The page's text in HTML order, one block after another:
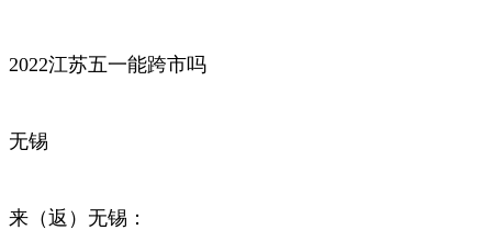
2022江苏五一能跨市吗
无锡
来（返）无锡：